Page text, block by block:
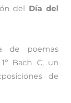
del Día del
de poemas
Bach C, un
de